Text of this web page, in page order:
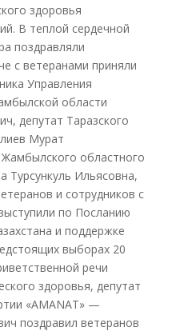
здоровья
В теплой сердечной
поздравляли
с ветеранами приняли
Управления
области
депутат Таразского
Мурат
областного
Турсункуль Ильясовна,
и сотрудников с
по Посланию
и поддержке
выборах 20
речи
здоровья, депутат
«AMANAT» —
поздравил ветеранов